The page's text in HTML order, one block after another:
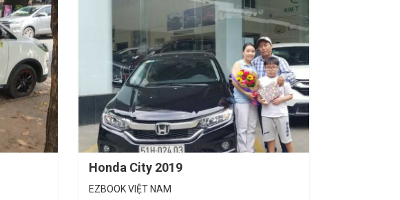
Honda City 2019
EZBOOK VIỆT NAM